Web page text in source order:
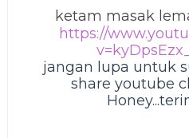
ketam masak
https://
jangan lupa untuk
share youtube